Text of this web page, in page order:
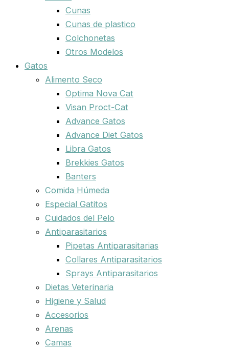
Cunas
Cunas de plastico
Colchonetas
Otros Modelos
Gatos
Alimento Seco
Optima Nova Cat
Visan Proct-Cat
Advance Gatos
Advance Diet Gatos
Libra Gatos
Brekkies Gatos
Banters
Comida Húmeda
Especial Gatitos
Cuidados del Pelo
Antiparasitarios
Pipetas Antiparasitarias
Collares Antiparasitarios
Sprays Antiparasitarios
Dietas Veterinaria
Higiene y Salud
Accesorios
Arenas
Camas